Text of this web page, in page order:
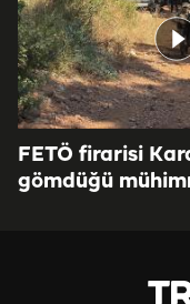
FETÖ firarisi
gömdüğü